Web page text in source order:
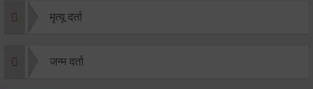
मृत्यू दर्ता
जन्म दर्ता